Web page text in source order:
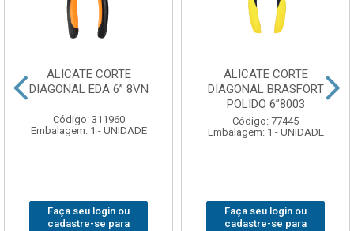
ALICATE CORTE
DIAGONAL EDA 6” 8VN
Código: 311960
Embalagem: 1 - UNIDADE
Faça seu login ou
cadastre-se para
ALICATE CORTE
DIAGONAL BRASFORT
POLIDO 6”8003
Código: 77445
Embalagem: 1 - UNIDADE
Faça seu login ou
cadastre-se para